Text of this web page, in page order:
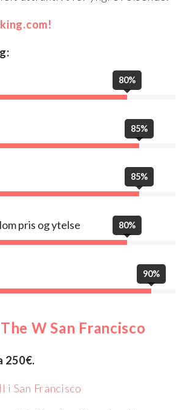
80%
85%
85%
pris og ytelse 80%
90%
W San Francisco
250€.